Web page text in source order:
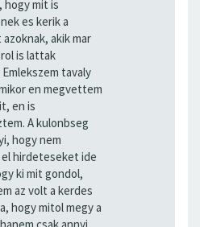
hogy mit is
es kerik a
akik mar
is lattak
tavaly
en megvettem
en is
A kulonbseg
hogy nem
hirdeteseket ide
ki mit gondol,
az volt a kerdes
hogy mitol megy a